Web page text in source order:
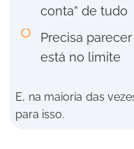
conta” de tudo
Precisa
está no limite
E, na maioria das
para isso.